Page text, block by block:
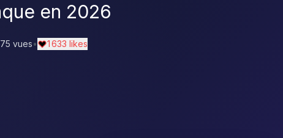
en 2026
vues• 1 633 likes